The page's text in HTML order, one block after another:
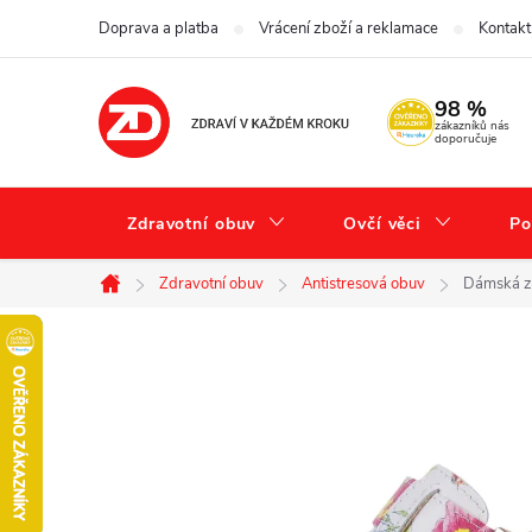
Doprava a platba Vrácení zboží a reklamace Kontakt
98 %
zákazníků nás
doporučuje
Zdravotní obuv Ovčí věci
Domů
Zdravotní obuv Antistresová obuv Dámská